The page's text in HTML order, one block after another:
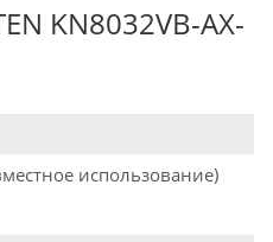
KN8032VB-AX-
использование)